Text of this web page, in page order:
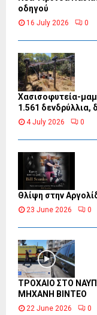
οδηγού
16 July 2026 0
Χασισοφυτεία-
1.561 δενδρύλλια,
4 July 2026 0
Θλίψη στην
23 June 2026 0
ΤΡΟΧΑΙΟ ΣΤΟ
ΜΗΧΑΝΗ ΒΙΝΤΕΟ
22 June 2026 0